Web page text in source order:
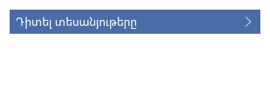
Դիտել տեսանյութերը